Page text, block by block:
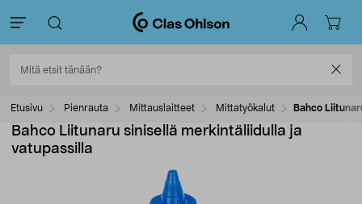
Etusivu Pienrauta Mittauslaitteet Mittatyökalut Bahco
Bahco Liitunaru sinisellä merkintäliidulla ja
vatupassilla